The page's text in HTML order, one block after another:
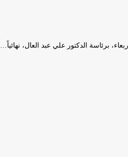
برئاسة الدكتور علي عبد العال، نهائياً…